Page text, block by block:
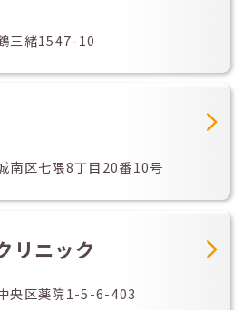
三緒1547-10
南区七隈8丁目20番10号
リニック
央区薬院1-5-6-403